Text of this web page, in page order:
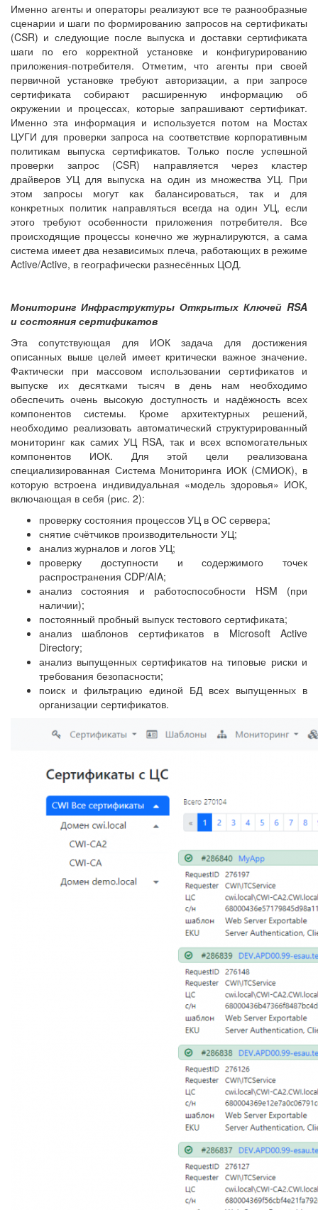
Именно агенты и операторы реализуют все те разнообразные
сценарии и шаги по формированию запросов на сертификаты
(CSR) и следующие после выпуска и доставки сертификата
шаги по его корректной установке и конфигурированию
приложения-потребителя. Отметим, что агенты при своей
первичной установке требуют авторизации, а при запросе
сертификата собирают расширенную информацию об
окружении и процессах, которые запрашивают сертификат.
Именно эта информация и используется потом на Мостах
ЦУГИ для проверки запроса на соответствие корпоративным
политикам выпуска сертификатов. Только после успешной
проверки запрос (CSR) направляется через кластер
драйверов УЦ для выпуска на один из множества УЦ. При
этом запросы могут как балансироваться, так и для
конкретных политик направляться всегда на один УЦ, если
этого требуют особенности приложения потребителя. Все
происходящие процессы конечно же журналируются, а сама
система имеет два независимых плеча, работающих в режиме
Active/Active, в географически разнесённых ЦОД.
Мониторинг Инфраструктуры Открытых Ключей RSA
и состояния сертификатов
Эта сопутствующая для ИОК задача для достижения
описанных выше целей имеет критически важное значение.
Фактически при массовом использовании сертификатов и
выпуске их десятками тысяч в день нам необходимо
обеспечить очень высокую доступность и надёжность всех
компонентов системы. Кроме архитектурных решений,
необходимо реализовать автоматический структурированный
мониторинг как самих УЦ RSA, так и всех вспомогательных
компонентов ИОК. Для этой цели реализована
специализированная Система Мониторинга ИОК (СМИОК), в
которую встроена индивидуальная «модель здоровья» ИОК,
включающая в себя (рис. 2):
проверку состояния процессов УЦ в ОС сервера;
снятие счётчиков производительности УЦ;
анализ журналов и логов УЦ;
проверку доступности и содержимого точек
распространения CDP/AIA;
анализ состояния и работоспособности HSM (при
наличии);
постоянный пробный выпуск тестового сертификата;
анализ шаблонов сертификатов в Microsoft Active
Directory;
анализ выпущенных сертификатов на типовые риски и
требования безопасности;
поиск и фильтрацию единой БД всех выпущенных в
организации сертификатов.